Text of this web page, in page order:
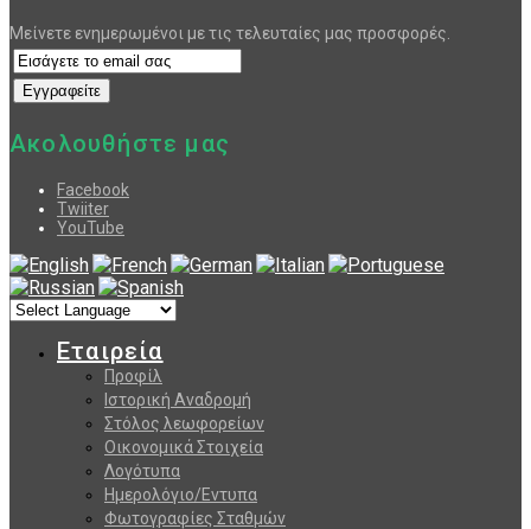
Μείνετε ενημερωμένοι με τις τελευταίες μας προσφορές.
Ακολουθήστε μας
Facebook
Twiiter
YouTube
Εταιρεία
Προφίλ
Ιστορική Αναδρομή
Στόλος λεωφορείων
Οικονομικά Στοιχεία
Λογότυπα
Ημερολόγιο/Εντυπα
Φωτογραφίες Σταθμών